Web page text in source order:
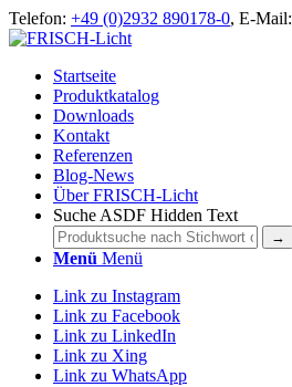
Telefon: +49 (0)2932 890178-0, E-Mail:
Startseite
Produktkatalog
Downloads
Kontakt
Referenzen
Blog-News
Über FRISCH-Licht
Suche ASDF Hidden Text
Menü Menü
Link zu Instagram
Link zu Facebook
Link zu LinkedIn
Link zu Xing
Link zu WhatsApp